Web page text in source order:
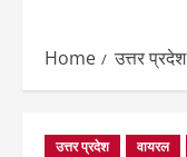
Home उत्तर प्रदेश
उत्तर प्रदेश वायरल